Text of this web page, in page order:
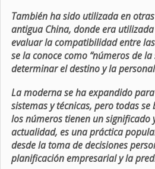
También ha sido utilizada en
antigua China, donde era
evaluar la compatibilidad entre
se la conoce como “números de
determinar el destino y la
La moderna se ha expandido
sistemas y técnicas, pero todas
los números tienen un significado
actualidad, es una práctica
desde la toma de decisiones
planificación empresarial y la